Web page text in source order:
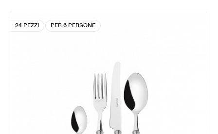
24 PEZZI PER 6 PERSONE